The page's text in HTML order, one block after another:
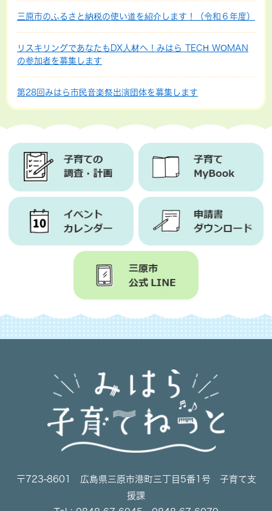
三原市のふるさと納税の使い道を紹介します！（令和６年度）
リスキリングであなたもDX人材へ！みはら TECH WOMAN
の参加者を募集します
第28回みはら市民音楽祭出演団体を募集します
〒723-8601 広島県三原市港町三丁目5番1号 子育て支
援課